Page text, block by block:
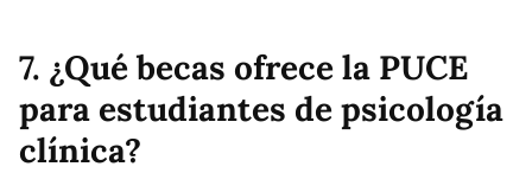
7. ¿Qué becas ofrece la PUCE
para estudiantes de psicología
clínica?